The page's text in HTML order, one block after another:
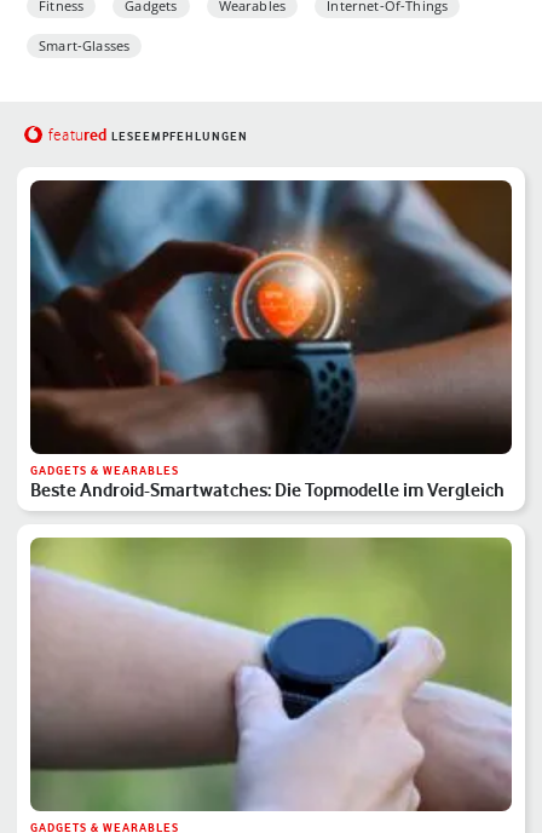
Fitness Gadgets Wearables Internet-Of-Things
Smart-Glasses
featured LESEEMPFEHLUNGEN
GADGETS & WEARABLES
Beste Android-Smartwatches: Die Topmodelle im Vergleich
GADGETS & WEARABLES